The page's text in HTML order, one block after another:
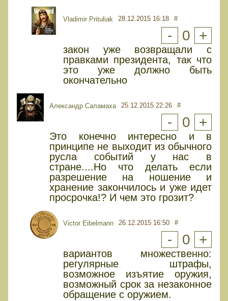
Vladimir Prituliak 28.12.2015 16:18 #
- 0 +
закон уже возвращали с
правками президента, так что
это уже должно быть
окончательно
Александр Саламаха 25.12.2015 22:26 #
- 0 +
Это конечно интересно и в
принципе не выходит из обычного
русла событий у нас в
стране....Но что делать если
разрешение на ношение и
хранение закончилось и уже идет
просрочка!? И чем это грозит?
Victor Eibelmann 26.12.2015 16:50 #
- 0 +
вариантов множественно:
регулярные штрафы,
возможное изъятие оружия,
возможный срок за незаконное
обращение с оружием.